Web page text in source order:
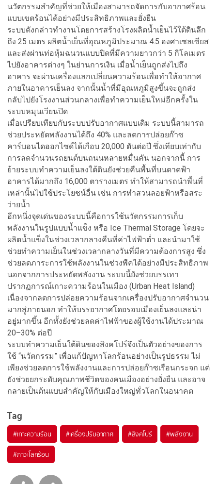
นวัตกรรมสำคัญที่ช่วยให้เมืองสามารถจัดการกับอากาศร้อน
แบบเขตร้อนได้อย่างมีประสิทธิภาพและยั่งยืน
ระบบดังกล่าวทำงานโดยการสร้างโรงผลิตน้ำเย็นไว้ใต้ดินลึก
ถึง 25 เมตร ผลิตน้ำเย็นที่อุณหภูมิประมาณ 4.5 องศาเซลเซียส
และส่งผ่านท่อหุ้มฉนวนแบบปิดที่มีความยาวกว่า 5 กิโลเมตร
ไปยังอาคารต่างๆ ในย่านการเงิน เมื่อน้ำเย็นถูกส่งไปถึง
อาคาร จะผ่านเครื่องแลกเปลี่ยนความร้อนเพื่อทำให้อากาศ
ภายในอาคารเย็นลง จากนั้นน้ำที่มีอุณหภูมิสูงขึ้นจะถูกส่ง
กลับไปยังโรงงานส่วนกลางเพื่อทำความเย็นใหม่อีกครั้งใน
ระบบหมุนเวียนปิด
เมื่อเปรียบเทียบกับระบบปรับอากาศแบบเดิม ระบบนี้สามารถ
ช่วยประหยัดพลังงานได้ถึง 40% และลดการปล่อยก๊าซ
คาร์บอนไดออกไซด์ได้เกือบ 20,000 ตันต่อปี ซึ่งเทียบเท่ากับ
การลดจำนวนรถยนต์บนถนนหลายหมื่นคัน นอกจากนี้ การ
ย้ายระบบทำความเย็นลงใต้ดินยังช่วยคืนพื้นที่บนดาดฟ้า
อาคารได้มากถึง 16,000 ตารางเมตร ทำให้สามารถนำพื้นที่
เหล่านั้นไปใช้ประโยชน์อื่น เช่น การทำสวนลอยฟ้าหรือสระ
ว่ายน้ำ
อีกหนึ่งจุดเด่นของระบบนี้คือการใช้นวัตกรรมการเก็บ
พลังงานในรูปแบบน้ำแข็ง หรือ Ice Thermal Storage โดยจะ
ผลิตน้ำแข็งในช่วงเวลากลางคืนที่ค่าไฟฟ้าต่ำ และนำมาใช้
ช่วยทำความเย็นในช่วงเวลากลางวันที่มีความต้องการสูง ซึ่ง
ช่วยลดภาระการใช้พลังงานในช่วงพีคได้อย่างมีประสิทธิภาพ
นอกจากการประหยัดพลังงาน ระบบนี้ยังช่วยบรรเทา
ปรากฏการณ์เกาะความร้อนในเมือง (Urban Heat Island)
เนื่องจากลดการปล่อยความร้อนจากเครื่องปรับอากาศจำนวน
มากสู่ภายนอก ทำให้บรรยากาศโดยรอบเมืองเย็นลงและน่า
อยู่มากขึ้น อีกทั้งยังช่วยลดค่าไฟฟ้าของผู้ใช้งานได้ประมาณ
20–30% ต่อปี
ระบบทำความเย็นใต้ดินของสิงคโปร์จึงเป็นตัวอย่างของการ
ใช้ “นวัตกรรม” เพื่อแก้ปัญหาโลกร้อนอย่างเป็นรูปธรรม ไม่
เพียงช่วยลดการใช้พลังงานและการปล่อยก๊าซเรือนกระจก แต่
ยังช่วยยกระดับคุณภาพชีวิตของคนเมืองอย่างยั่งยืน และอาจ
กลายเป็นต้นแบบสำคัญให้กับเมืองใหญ่ทั่วโลกในอนาคต
Tag
#เกาะความร้อน #เครื่องปรับอากาศ #สิงคโปร์ #พลังงาน
#ภาวะโลกร้อน